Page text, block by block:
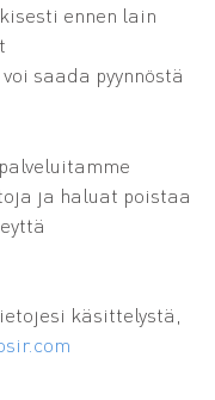
ennen lain
saada pyynnöstä
ja haluat poistaa
käsittelystä,